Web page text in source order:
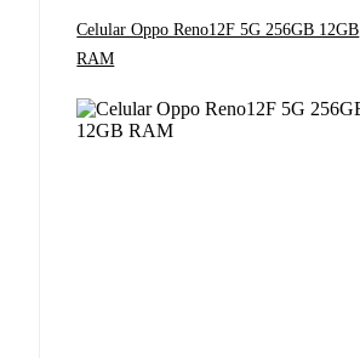
Celular Oppo Reno12F 5G 256GB 12GB
RAM